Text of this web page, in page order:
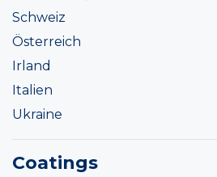
Schweiz
Österreich
Irland
Italien
Ukraine
Coatings